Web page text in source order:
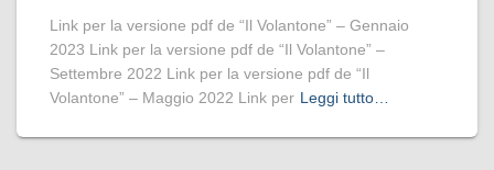
Link per la versione pdf de “Il Volantone” – Gennaio
2023 Link per la versione pdf de “Il Volantone” –
Settembre 2022 Link per la versione pdf de “Il
Volantone” – Maggio 2022 Link per Leggi tutto…